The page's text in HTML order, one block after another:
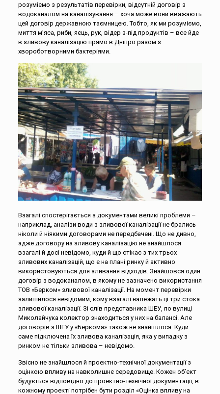
розуміємо з результатів перевірки, відсутній договір з
водоканалом на каналізування – хоча може вони вважають
цей договір державною таємницею. Тобто, як ми розуміємо,
миття м’яса, риби, яєць, рук, відер з-під продуктів – все йде
в зливову каналізацію прямо в Дніпро разом з
хвороботворними бактеріями.
Взагалі спостерігається з документами великі проблеми –
наприклад, аналізи води з зливової каналізації не брались
ніколи й ніякими договорами не передбачені. Що не дивно,
адже договору на зливову каналізацію не знайшлося
взагалі й досі невідомо, куди й що стікає з тих трьох
зливових каналізацій, що є на плані ринку й активно
використовуються для зливання відходів. Знайшовся один
договір з водоканалом, в якому не зазначено використання
ТОВ «Берком» зливової каналізації. На момент перевірки
залишилося невідомим, кому взагалі належать ці три стока
зливової каналізації. Зі слів представника ШЕУ, по вулиці
Миколайчука колектор знаходиться у них на балансі. Але
договорів з ШЕУ у «Беркома» також не знайшлося. Куди
саме підключена їх зливова каналізація, яка у випадку з
ринком не тільки зливова – невідомо.
Звісно не знайшлося й проектно-технічної документації з
оцінкою впливу на навколишнє середовище. Кожен об’єкт
будується відповідно до проектно-технічної документації, в
кожному проекті потрібен бути розділ «Оцінка впливу на